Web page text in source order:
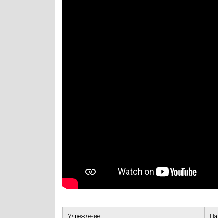
Учреждение